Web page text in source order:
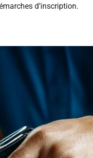
d’inscription.